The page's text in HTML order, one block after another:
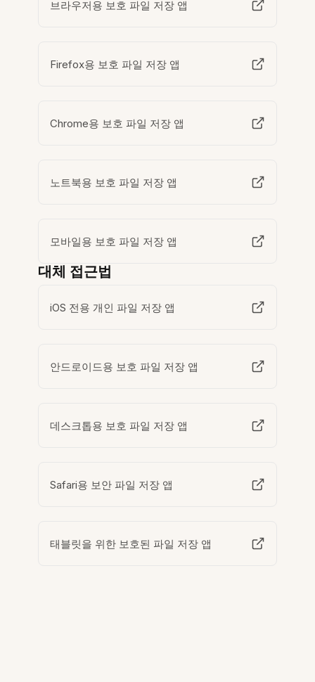
브라우저용 보호 파일 저장 앱
Firefox용 보호 파일 저장 앱
Chrome용 보호 파일 저장 앱
노트북용 보호 파일 저장 앱
모바일용 보호 파일 저장 앱
대체 접근법
iOS 전용 개인 파일 저장 앱
안드로이드용 보호 파일 저장 앱
데스크톱용 보호 파일 저장 앱
Safari용 보안 파일 저장 앱
태블릿을 위한 보호된 파일 저장 앱